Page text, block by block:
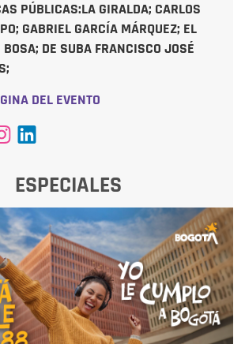
PÚBLICAS:LA GIRALDA; CARLOS
GABRIEL GARCÍA MÁRQUEZ; EL
DE SUBA FRANCISCO JOSÉ
DEL EVENTO
ESPECIALES